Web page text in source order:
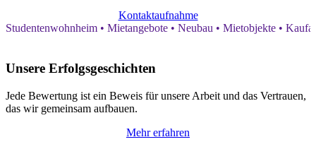
Kontaktaufnahme
Studentenwohnheim • Mietangebote • Neubau • Mietobjekte •
Unsere Erfolgsgeschichten
Jede Bewertung ist ein Beweis für unsere Arbeit und das Vertrauen,
das wir gemeinsam aufbauen.
Mehr erfahren